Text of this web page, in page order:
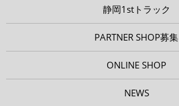
静岡1stトラック
PARTNER SHOP募集
ONLINE SHOP
NEWS